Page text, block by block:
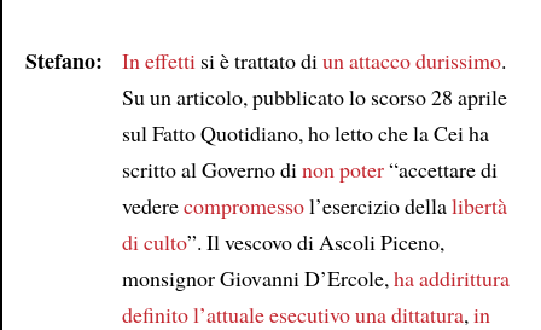
Stefano: In effetti si è trattato di un attacco durissimo.
Su un articolo, pubblicato lo scorso 28 aprile
sul Fatto Quotidiano, ho letto che la Cei ha
scritto al Governo di non poter“accettare di
vederecompromessol’esercizio dellalibertà
di culto”. Il vescovo di Ascoli Piceno,
monsignor Giovanni D’Ercole, ha addirittura
definitol’attuale esecutivouna dittatura, in